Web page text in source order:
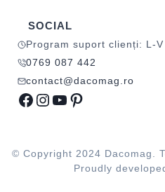
SOCIAL
Program suport clienți: L-
0769 087 442
contact@dacomag.ro
Facebook
Instagram
YouTube
Pinterest
© Copyright 2024 Dacomag.
Proudly